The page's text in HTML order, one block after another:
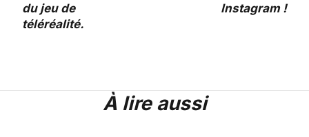
du jeu de
téléréalité.
Instagram !
À lire aussi